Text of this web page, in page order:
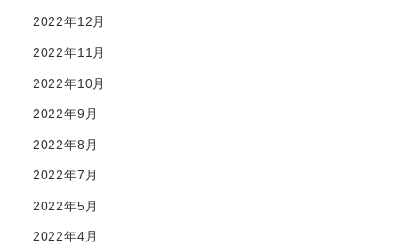
2022年12月
2022年11月
2022年10月
2022年9月
2022年8月
2022年7月
2022年5月
2022年4月